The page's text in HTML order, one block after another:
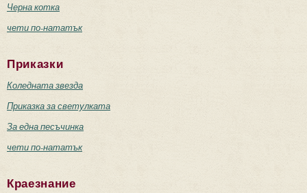
Черна котка
чети по-нататък
Приказки
Коледната звезда
Приказка за светулката
За една песъчинка
чети по-нататък
Краезнание